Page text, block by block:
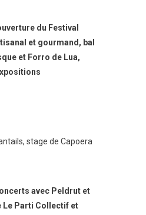
du Festival
et gourmand, bal
et Forro de Lua,
stage de Capoera
avec Peldrut et
Le Parti Collectif et